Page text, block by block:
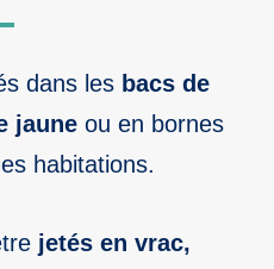
dans les bacs de
jaune ou en bornes
habitations.
jetés en vrac,